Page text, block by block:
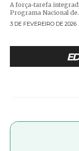
A força-tarefa
Programa Nacional
3 DE FEVEREIRO DE 2026